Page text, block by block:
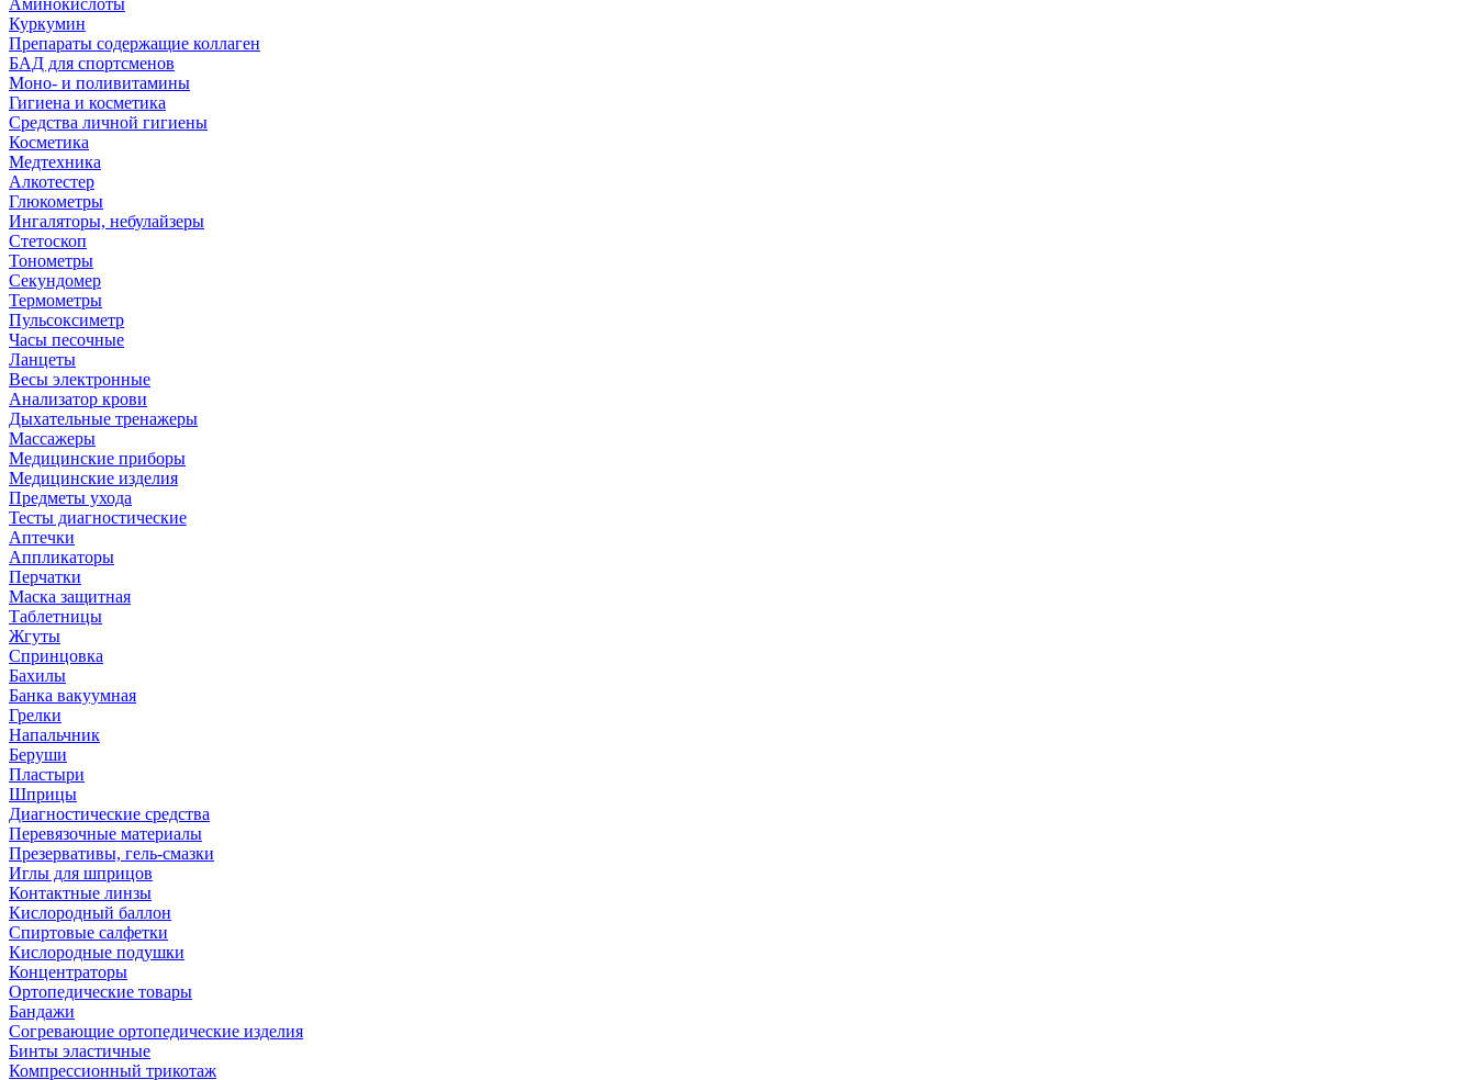
Аминокислоты
Куркумин
Препараты содержащие коллаген
БАД для спортсменов
Моно- и поливитамины
Гигиена и косметика
Средства личной гигиены
Косметика
Медтехника
Алкотестер
Глюкометры
Ингаляторы, небулайзеры
Стетоскоп
Тонометры
Секундомер
Термометры
Пульсоксиметр
Часы песочные
Ланцеты
Весы электронные
Анализатор крови
Дыхательные тренажеры
Массажеры
Медицинские приборы
Медицинские изделия
Предметы ухода
Тесты диагностические
Аптечки
Аппликаторы
Перчатки
Маска защитная
Таблетницы
Жгуты
Спринцовка
Бахилы
Банка вакуумная
Грелки
Напальчник
Беруши
Пластыри
Шприцы
Диагностические средства
Перевязочные материалы
Презервативы, гель-смазки
Иглы для шприцов
Контактные линзы
Кислородный баллон
Спиртовые салфетки
Кислородные подушки
Концентраторы
Ортопедические товары
Бандажи
Согревающие ортопедические изделия
Бинты эластичные
Компрессионный трикотаж